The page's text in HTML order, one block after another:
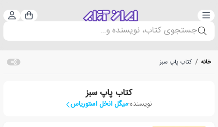
دسته‌بندی سبد
جستجوی کتاب، نویسنده و...
خانه / کتاب پاپ سبز
کتاب پاپ سبز
نویسنده:میگل انخل استوریاس